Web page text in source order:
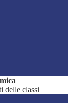
delle classi